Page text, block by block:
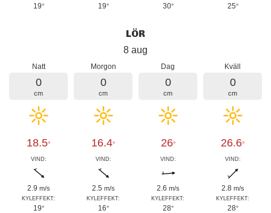
19° 19° 30° 25°
LÖR
8 aug
Natt
0
cm
18.5°
VIND:
2.9 m/s
KYLEFFEKT:
19°
Morgon
0
cm
16.4°
VIND:
2.5 m/s
KYLEFFEKT:
16°
Dag
0
cm
26°
VIND:
2.6 m/s
KYLEFFEKT:
28°
Kväll
0
cm
26.6°
VIND:
2.8 m/s
KYLEFFEKT:
28°